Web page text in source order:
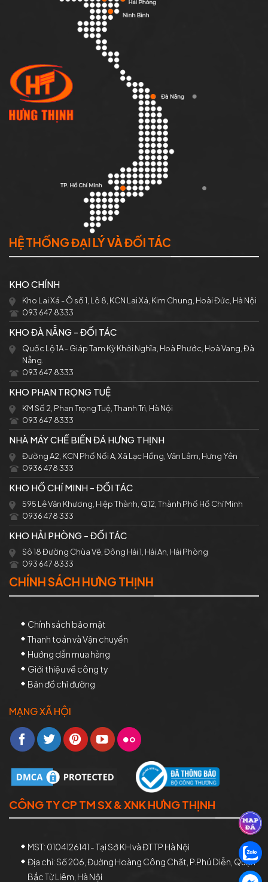
HỆ THỐNG ĐẠI LÝ VÀ ĐỐI TÁC
KHO CHÍNH
Kho Lai Xá - Ô số 1, Lô 8, KCN Lai Xá, Kim Chung, Hoài Đức, Hà Nội
093 647 8333
KHO ĐÀ NẴNG - ĐỐI TÁC
Quốc Lộ 1A - Giáp Tam Kỳ Khởi Nghĩa, Hoà Phước, Hoà Vang, Đà
Nẵng.
093 647 8333
KHO PHAN TRỌNG TUỆ
KM Số 2, Phan Trọng Tuệ, Thanh Trì, Hà Nội
093 647 8333
NHÀ MÁY CHẾ BIẾN ĐÁ HƯNG THỊNH
Đường A2, KCN Phố Nối A, Xã Lạc Hồng, Văn Lâm, Hưng Yên
0936 478 333
KHO HỒ CHÍ MINH - ĐỐI TÁC
595 Lê Văn Khương, Hiệp Thành, Q12, Thành Phố Hồ Chí Minh
0936 478 333
KHO HẢI PHÒNG - ĐỐI TÁC
Sô 18 Đường Chùa Vẽ, Đông Hải 1, Hải An, Hải Phòng
093 647 8333
CHÍNH SÁCH HƯNG THỊNH
Chính sách bảo mật
Thanh toán và Vận chuyển
Hướng dẫn mua hàng
Giới thiệu về công ty
Bản đồ chỉ đường
MẠNG XÃ HỘI
CÔNG TY CP TM SX & XNK HƯNG THỊNH
MST: 0104126141 - Tại Sở KH và ĐT TP Hà Nội
Địa chỉ: Số 206, Đường Hoàng Công Chất, P.Phú Diễn, Quận
Bắc Từ Liêm, Hà Nội